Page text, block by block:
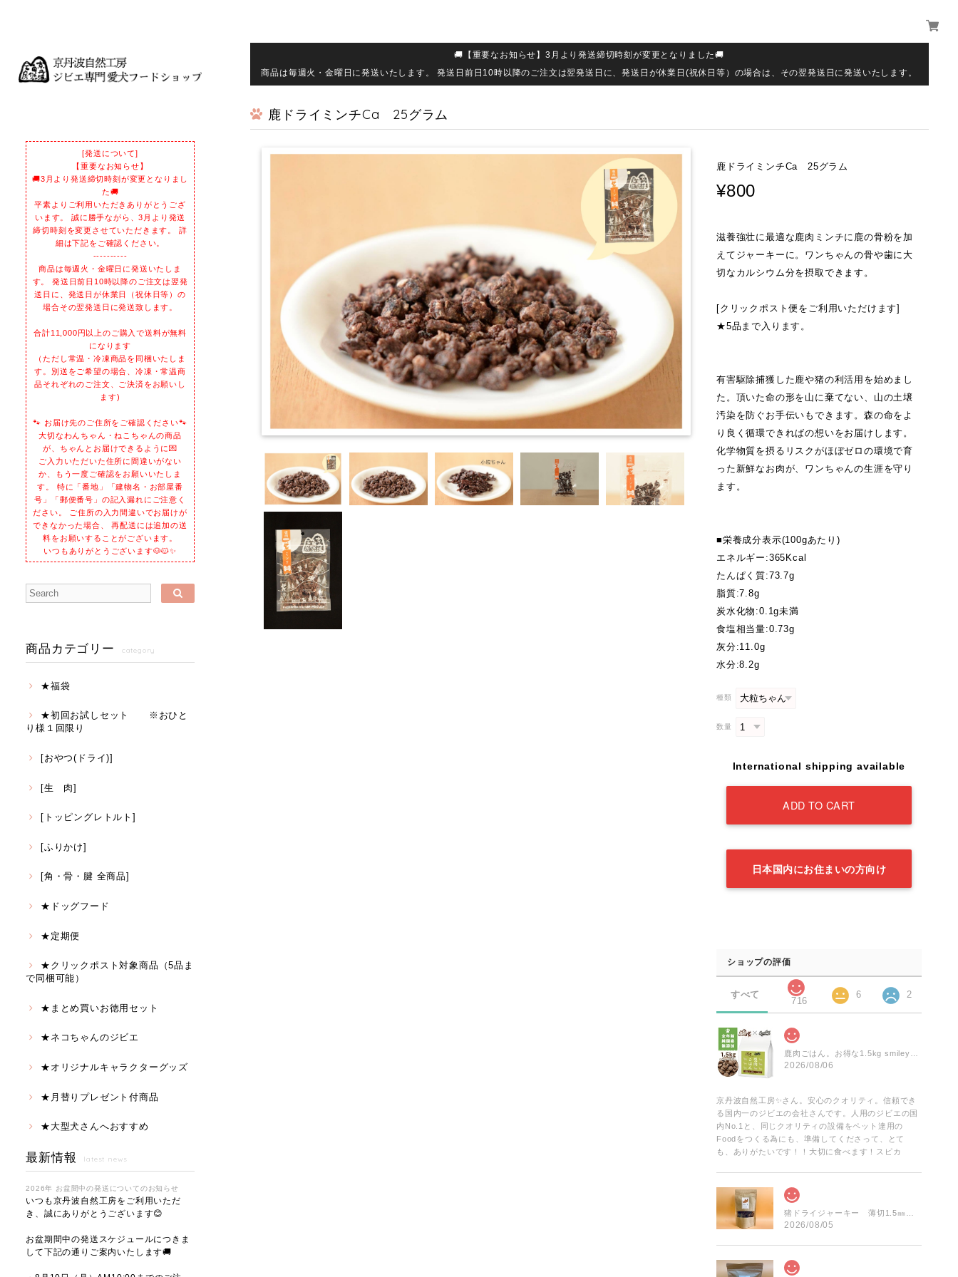
[発送について]
【重要なお知らせ】
🚚3月より発送締切時刻が変更となりまし
た🚚
平素よりご利用いただきありがとうござ
います。 誠に勝手ながら、3月より発送
締切時刻を変更させていただきます。 詳
細は下記をご確認ください。
----------
商品は毎週火・金曜日に発送いたしま
す。 発送日前日10時以降のご注文は翌発
送日に、発送日が休業日（祝休日等）の
場合その翌発送日に発送致します。
合計11,000円以上のご購入で送料が無料
になります
（ただし常温・冷凍商品を同梱いたしま
す。別送をご希望の場合、冷凍・常温商
品それぞれのご注文、ご決済をお願いし
ます)
🐾 お届け先のご住所をご確認ください🐾
大切なわんちゃん・ねこちゃんの商品
が、ちゃんとお届けできるように💌
ご入力いただいた住所に間違いがない
か、もう一度ご確認をお願いいたしま
す。 特に「番地」「建物名・お部屋番
号」「郵便番号」の記入漏れにご注意く
ださい。 ご住所の入力間違いでお届けが
できなかった場合、 再配送には追加の送
料をお願いすることがございます。
いつもありがとうございます🐶🐱✨
商品カテゴリー category
★福袋
★初回お試しセット ※おひと
り様１回限り
[おやつ(ドライ)]
[生 肉]
[トッピングレトルト]
[ふりかけ]
[角・骨・腱 全商品]
★ドッグフード
★定期便
★クリックポスト対象商品（5品ま
で同梱可能）
★まとめ買いお徳用セット
★ネコちゃんのジビエ
★オリジナルキャラクターグッズ
★月替りプレゼント付商品
★大型犬さんへおすすめ
最新情報 latest news
2026年 お盆間中の発送についてのお知らせ
いつも京丹波自然工房をご利用いただ
き、誠にありがとうございます😊
お盆期間中の発送スケジュールにつきま
して下記の通りご案内いたします🚚
🚚【重要なお知らせ】3月より発送締切時刻が変更となりました🚚
商品は毎週火・金曜日に発送いたします。 発送日前日10時以降のご注文は翌発送日に、発送日が休業日(祝休日等）の場合は、その翌発送日に発送いたします。
鹿ドライミンチCa 25グラム
鹿ドライミンチCa 25グラム
¥800
滋養強壮に最適な鹿肉ミンチに鹿の骨粉を加
えてジャーキーに。ワンちゃんの骨や歯に大
切なカルシウム分を摂取できます。
[クリックポスト便をご利用いただけます]
★5品まで入ります。
有害駆除捕獲した鹿や猪の利活用を始めまし
た。頂いた命の形を山に棄てない、山の土壌
汚染を防ぐお手伝いもできます。森の命をよ
り良く循環できればの想いをお届けします。
化学物質を摂るリスクがほぼゼロの環境で育
った新鮮なお肉が、ワンちゃんの生涯を守り
ます。
■栄養成分表示(100gあたり)
エネルギー:365Kcal
たんぱく質:73.7g
脂質:7.8g
炭水化物:0.1g未満
食塩相当量:0.73g
灰分:11.0g
水分:8.2g
種類
数量
International shipping available
ADD TO CART
日本国内にお住まいの方向け
ショップの評価
すべて
716
6 2
2026/08/06
京丹波自然工房✨️さん。安心のクオリティ。信頼でき
る国内一のジビエの会社さんです。人用のジビエの国
内No.1と、同じクオリティの設備をペット達用の
Foodをつくる為にも、準備してくださって、とて
も、ありがたいです！！大切に食べます！スピカ
2026/08/05